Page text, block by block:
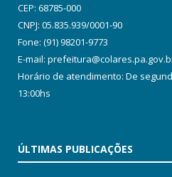
CEP: 68785-000
CNPJ: 05.835.939/0001-90
Fone: (91) 98201-9773
E-mail:
Horário de atendimento: De
13:00hs
ÚLTIMAS PUBLICAÇÕES